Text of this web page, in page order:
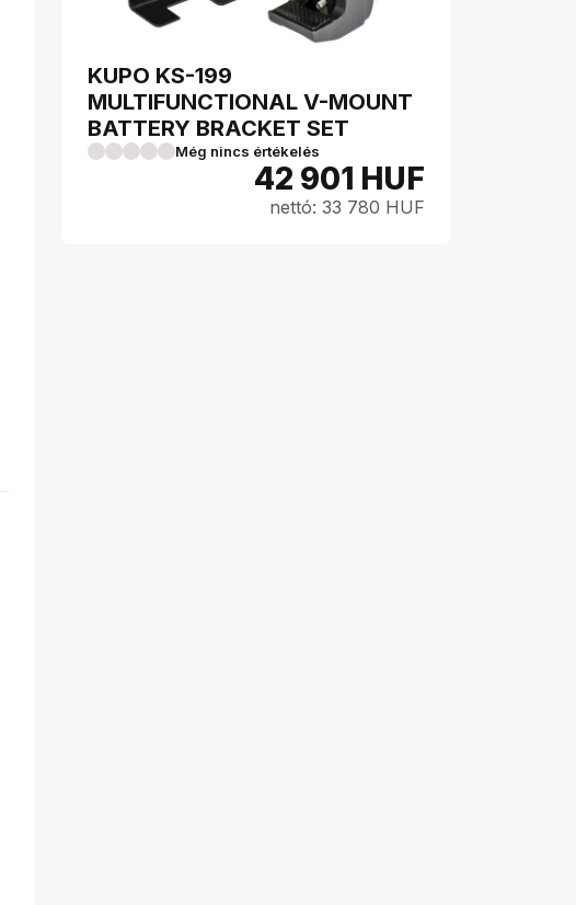
KUPO KS-199
MULTIFUNCTIONAL V-MOUNT
BATTERY BRACKET SET
Még nincs értékelés
42 901 HUF
nettó: 33 780 HUF